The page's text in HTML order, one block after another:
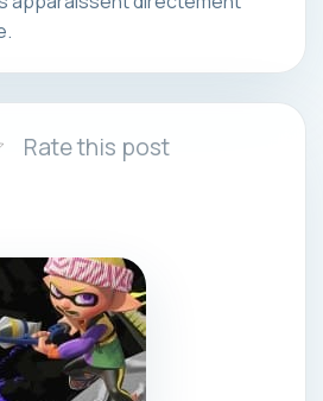
Rate this post